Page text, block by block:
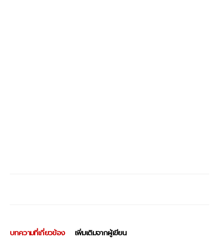
บทความที่เกี่ยวข้อง เพิ่มเติมจากผู้เขียน